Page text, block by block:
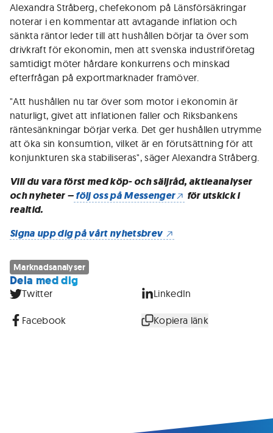
Alexandra Stråberg, chefekonom på Länsförsäkringar
noterar i en kommentar att avtagande inflation och
sänkta räntor leder till att hushållen börjar ta över som
drivkraft för ekonomin, men att svenska industriföretag
samtidigt möter hårdare konkurrens och minskad
efterfrågan på exportmarknader framöver.
"Att hushållen nu tar över som motor i ekonomin är
naturligt, givet att inflationen faller och Riksbankens
räntesänkningar börjar verka. Det ger hushållen utrymme
att öka sin konsumtion, vilket är en förutsättning för att
konjunkturen ska stabiliseras", säger Alexandra Stråberg.
Vill du vara först med köp- och säljråd, aktieanalyser
och nyheter –följ oss på Messenger
för utskick i
realtid.
Signa upp dig på vårt nyhetsbrev
Marknadsanalyser
Dela med dig
Twitter LinkedIn
Facebook Kopiera länk